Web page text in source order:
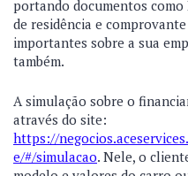
portando documentos como
de residência e
importantes sobre a sua
também.
A simulação sobre o
através do site:
https://
e/#/simulacao. Nele, o